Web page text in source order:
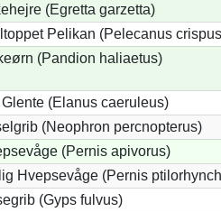
(Egretta garzetta)
Pelikan (Pelecanus
(Pandion haliaetus)
Glente (Elanus caeruleus)
(Neophron percnopterus)
(Pernis apivorus)
Hvepsevåge (Pernis
(Gyps fulvus)